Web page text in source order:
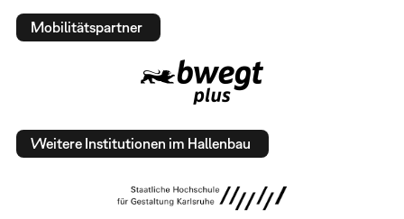
Mobilitätspartner
Weitere Institutionen im Hallenbau